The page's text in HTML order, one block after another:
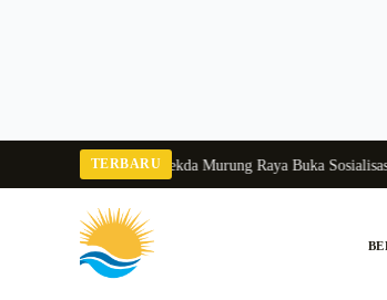
TERBARU
Balang 2026Pj Sekda Murung Raya Buka Sosialisasi